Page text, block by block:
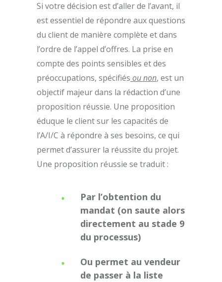
Si votre décision est d’aller de l’avant, il
est essentiel de répondre aux questions
du client de manière complète et dans
l’ordre de l’appel d’offres. La prise en
compte des points sensibles et des
préoccupations, spécifiés ou non, est un
objectif majeur dans la rédaction d’une
proposition réussie. Une proposition
éduque le client sur les capacités de
l’A/I/C à répondre à ses besoins, ce qui
permet d’assurer la réussite du projet.
Une proposition réussie se traduit :
Par l’obtention du
mandat (on saute alors
directement au stade 9
du processus)
Ou permet au vendeur
de passer à la liste